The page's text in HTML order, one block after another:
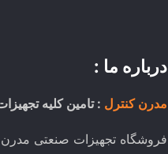
درباره ما :
مدرن کنترل : تامین کلیه
فروشگاه تجهیزات صنعتی مدرن